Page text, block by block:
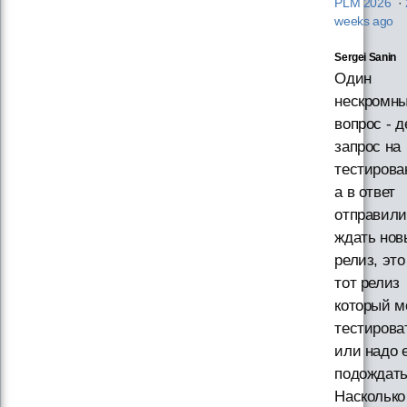
PLM 2026 ·
weeks ago
Sergei Sanin
Один
вопрос -
запрос на
а в ответ
отправили
ждать
релиз,
тот релиз
который
или надо
Насколько